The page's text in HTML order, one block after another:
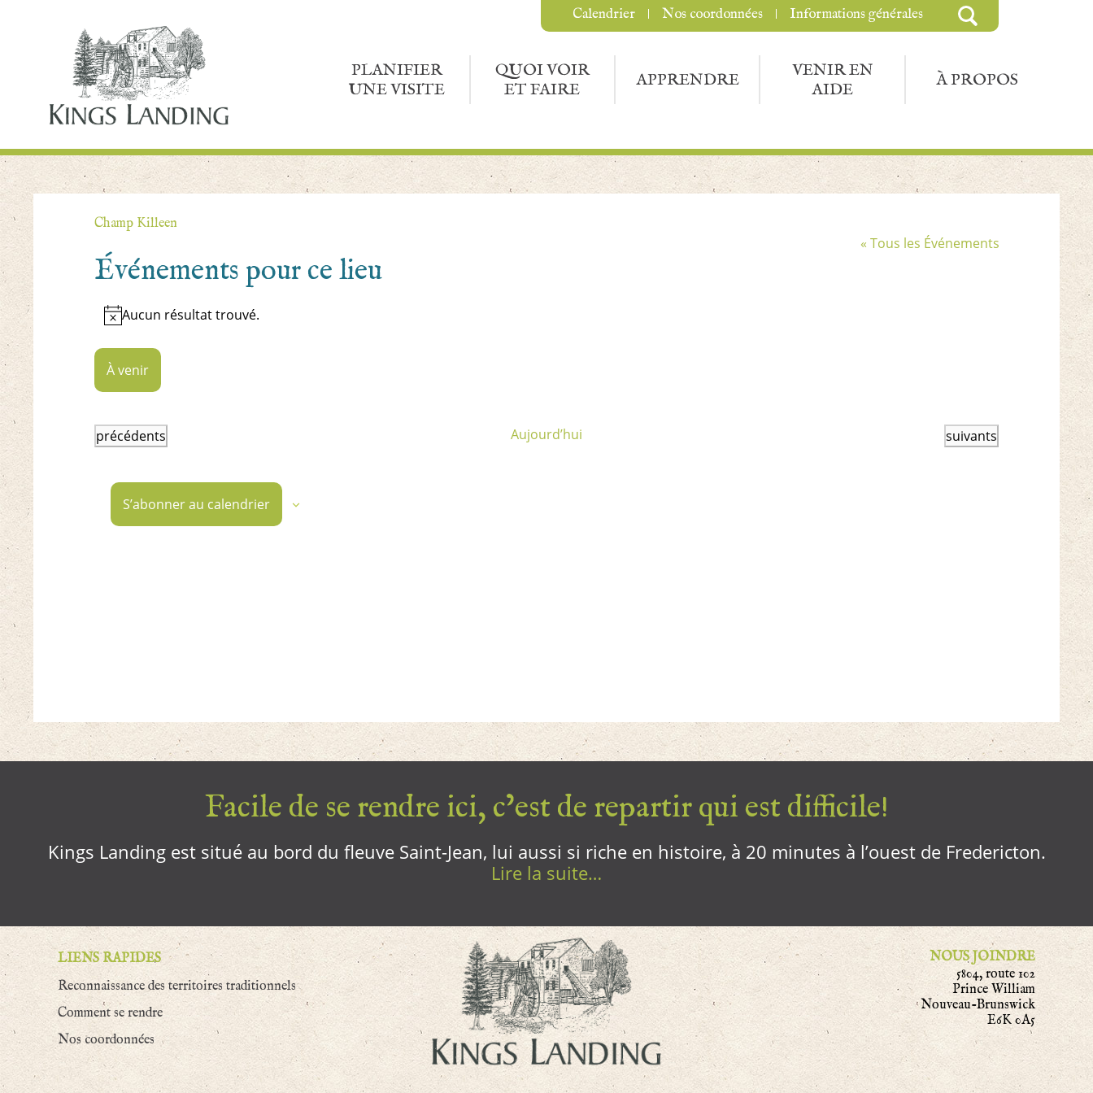
PLANIFIER
UNE VISITE
QUOI VOIR
ET FAIRE
APPRENDRE
VENIR EN
AIDE
À PROPOS
Calendrier Nos coordonnées Informations générales
Champ Killeen
« Tous les Événements
Événements pour ce lieu
NoticeAucun résultat trouvé.
À venir
une
date.
Événements
précédents Aujourd’hui Événements
suivants
S’abonner au calendrier
Facile de se rendre ici, c’est de repartir qui est difficile!
Kings Landing est situé au bord du fleuve Saint-Jean, lui aussi si riche en histoire, à 20 minutes à l’ouest de Fredericton.
Lire la suite…
LIENS RAPIDES
Reconnaissance des territoires traditionnels
Comment se rendre
Nos coordonnées
NOUS JOINDRE
5804, route 102
Prince William
Nouveau-Brunswick
E6K 0A5